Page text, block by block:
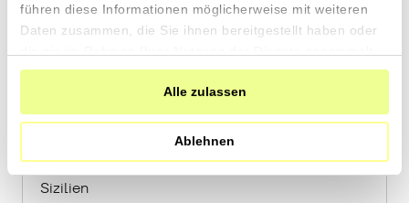
führen diese Informationen möglicherweise mit weiteren
Daten zusammen, die Sie ihnen bereitgestellt haben oder
haben.
Alle zulassen
Ablehnen
Spaghetti aus «Timilia»
Hartweizen
von Cooperativa Valdibella aus Camporeale,
Sizilien